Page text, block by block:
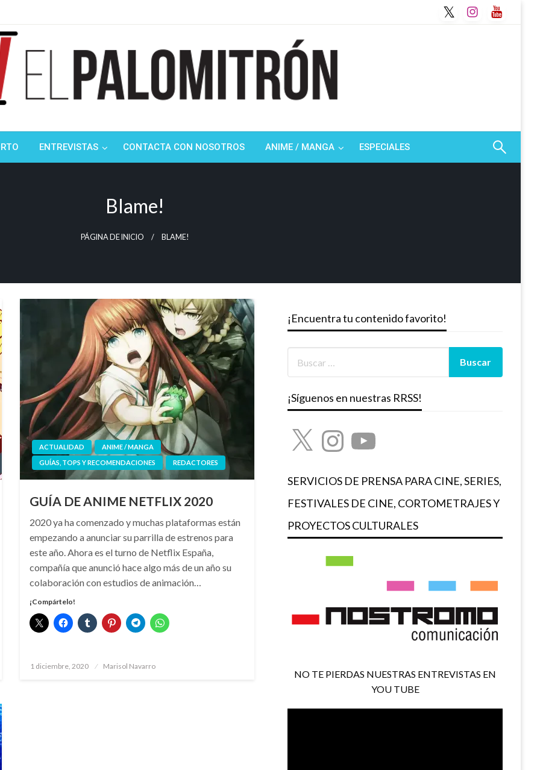
ENTREVISTAS CONTACTA CON NOSOTROS ANIME / MANGA ESPECIALES
Blame!
PÁGINA DE INICIO BLAME!
ACTUALIDAD
ANIME / MANGA
GUÍAS, TOPS Y RECOMENDACIONES
REDACTORES
GUÍA DE ANIME NETFLIX 2020
2020 ya ha comenzado y muchas plataformas están
empezando a anunciar su parrilla de estrenos para
este año. Ahora es el turno de Netflix España,
compañía que anunció hace algo más de un año su
colaboración con estudios de animación…
¡Compártelo!
Publicado
1 diciembre, 2020 Marisol Navarro
¡Encuentra tu contenido favorito!
¡Síguenos en nuestras RRSS!
X InstagramYouTube
SERVICIOS DE PRENSA PARA CINE, SERIES,
FESTIVALES DE CINE, CORTOMETRAJES Y
PROYECTOS CULTURALES
NO TE PIERDAS NUESTRAS ENTREVISTAS EN
YOU TUBE